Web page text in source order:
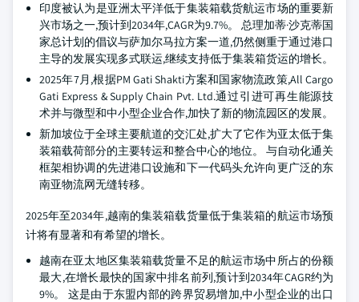
印度被认为是亚洲太平洋低于集装箱载货航运市场的重要新
兴市场之一,预计到2034年,CAGR为9.7%。 总理加蒂·沙克蒂国
家总计划的倡议与萨加尔马拉方案一道,仍然侧重于通过港口
主导的发展实现多式联运,继续支持低于集装箱货运的增长。
2025年7月,根据PM Gati Shakti方案和国家物流政策,All Cargo
Gati Express & Supply Chain Pvt. Ltd.通过引进可再生能源技
术并与微型和中小型企业合作,加快了新的物流园区的发展。
新加坡位于全球主要航道的交汇处,扩大了它作为亚太低于集
装箱载荷部分的主要转运和整合中心的地位。 与自动化通关
框架相协调的先进港口设施和下一代码头允许向更广泛的东
南亚物流网无缝转移。
2025年至2034年,越南的集装箱载货量低于集装箱的航运市场预
计将有显著和有希望的增长。
越南在亚太地区集装箱载货量不足的航运市场中所占的份额
最大,在增长最快的国家中排名前列,预计到2034年CAGR约为
9%。 这是由于东盟内部的跨界贸易增加,中小型企业的出口